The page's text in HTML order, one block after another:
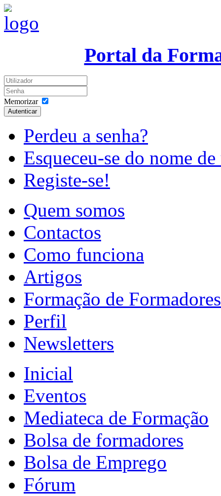
Portal da
Memorizar
Autenticar
Perdeu a senha?
Esqueceu-se do nome
Registe-se!
Quem somos
Contactos
Como funciona
Artigos
Formação de Formadores
Perfil
Newsletters
Inicial
Eventos
Mediateca de Formação
Bolsa de formadores
Bolsa de Emprego
Fórum